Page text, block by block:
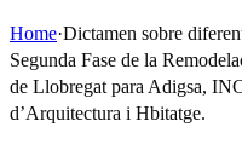
Home·Dictamen sobre
Segunda Fase de la
de Llobregat para Adigsa,
d’Arquitectura i Hbitatge.